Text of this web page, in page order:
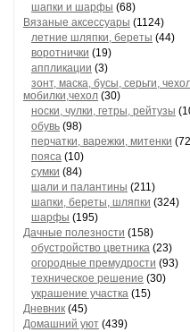
шапки и шарфы (68)
Вязаные аксессуары (1124)
летние шляпки, береты (44)
воротнички (19)
аппликации (3)
зонт, маска, бусы, серьги,
мобилки,чехол (30)
носки, чулки, гетры, рейтузы
обувь (98)
перчатки, варежки, митенки
пояса (10)
сумки (84)
шали и палантины (211)
шапки, береты, шляпки (324)
шарфы (195)
Дачные полезности (158)
обустройство цветника (23)
огородные премудрости (93)
техническое решение (30)
украшение участка (15)
Дневник (45)
Домашний уют (439)